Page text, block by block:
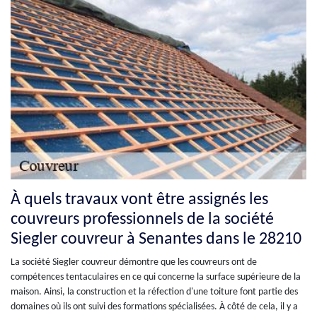
À quels travaux vont être assignés les
couvreurs professionnels de la société
Siegler couvreur à Senantes dans le 28210
La société Siegler couvreur démontre que les couvreurs ont de
compétences tentaculaires en ce qui concerne la surface supérieure de la
maison. Ainsi, la construction et la réfection d'une toiture font partie des
domaines où ils ont suivi des formations spécialisées. À côté de cela, il y a